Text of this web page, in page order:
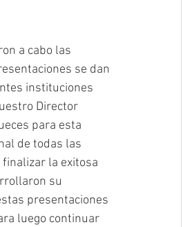
a cabo las
se dan
instituciones
Director
para esta
de todas las
la exitosa
su
presentaciones
luego continuar